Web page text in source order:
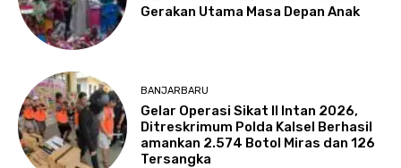
Gerakan Utama Masa Depan Anak
BANJARBARU
Gelar Operasi Sikat II Intan 2026,
Ditreskrimum Polda Kalsel Berhasil
amankan 2.574 Botol Miras dan 126
Tersangka